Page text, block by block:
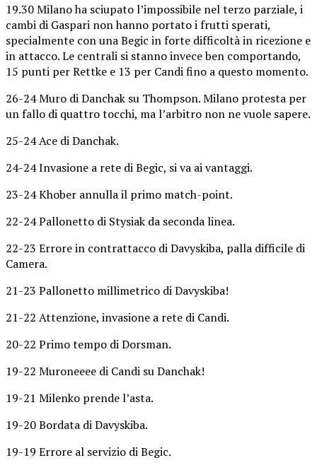
19.30 Milano ha sciupato l’impossibile nel terzo parziale, i
cambi di Gaspari non hanno portato i frutti sperati,
specialmente con una Begic in forte difficoltà in ricezione e
in attacco. Le centrali si stanno invece ben comportando,
15 punti per Rettke e 13 per Candi fino a questo momento.
26-24 Muro di Danchak su Thompson. Milano protesta per
un fallo di quattro tocchi, ma l’arbitro non ne vuole sapere.
25-24 Ace di Danchak.
24-24 Invasione a rete di Begic, si va ai vantaggi.
23-24 Khober annulla il primo match-point.
22-24 Pallonetto di Stysiak da seconda linea.
22-23 Errore in contrattacco di Davyskiba, palla difficile di
Camera.
21-23 Pallonetto millimetrico di Davyskiba!
21-22 Attenzione, invasione a rete di Candi.
20-22 Primo tempo di Dorsman.
19-22 Muroneeee di Candi su Danchak!
19-21 Milenko prende l’asta.
19-20 Bordata di Davyskiba.
19-19 Errore al servizio di Begic.